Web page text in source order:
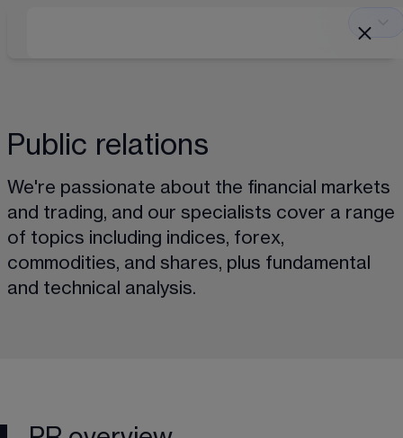
Public relations
We're passionate about the financial markets
and trading, and our specialists cover a range
of topics including indices, forex,
commodities, and shares, plus fundamental
and technical analysis.